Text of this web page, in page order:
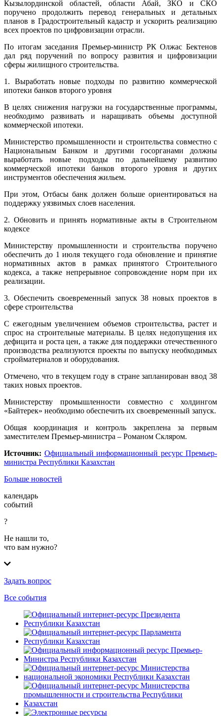
Кызылординской областей, области Абай, ЗКО и СКО
поручено продолжить перевод генеральных и детальных
планов в Градостроительный кадастр и ускорить реализацию
всех проектов по цифровизации отрасли.
По итогам заседания Премьер-министр РК Олжас Бектенов
дал ряд поручений по вопросу развития и цифровизации
сферы жилищного строительства.
1. Выработать новые подходы по развитию коммерческой
ипотеки банков второго уровня
В целях снижения нагрузки на государственные программы,
необходимо развивать и наращивать объемы доступной
коммерческой ипотеки.
Министерство промышленности и строительства совместно с
Национальным Банком и другими госорганами должны
выработать новые подходы по дальнейшему развитию
коммерческой ипотеки банков второго уровня и других
инструментов обеспечения жильем.
При этом, Отбасы банк должен больше ориентироваться на
поддержку уязвимых слоев населения.
2. Обновить и принять нормативные акты в Строительном
кодексе
Министерству промышленности и строительства поручено
обеспечить до 1 июля текущего года обновление и принятие
нормативных актов в рамках принятого Строительного
кодекса, а также непрерывное сопровождение норм при их
реализации.
3. Обеспечить своевременный запуск 38 новых проектов в
сфере строительства
С ежегодным увеличением объемов строительства, растет и
спрос на строительные материалы. В целях недопущения их
дефицита и роста цен, а также для поддержки отечественного
производства реализуются проекты по выпуску необходимых
стройматериалов и оборудования.
Отмечено, что в текущем году в стране запланирован ввод 38
таких новых проектов.
Министерству промышленности совместно с холдингом
«Байтерек» необходимо обеспечить их своевременный запуск.
Общая координация и контроль закреплена за первым
заместителем Премьер-министра – Романом Скляром.
Источник: Официальный информационный ресурс Премьер-
министра Республики Казахстан
Больше новостей
календарь
событий
?
Не нашли то,
что вам нужно?
Задать вопрос
Все события